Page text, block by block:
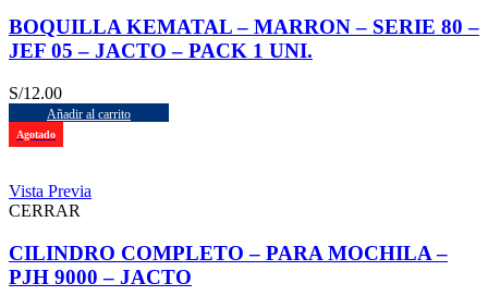
BOQUILLA KEMATAL – MARRON – SERIE 80 –
JEF 05 – JACTO – PACK 1 UNI.
S/12.00
Añadir al carrito
Agotado
Vista Previa
CERRAR
CILINDRO COMPLETO – PARA MOCHILA –
PJH 9000 – JACTO